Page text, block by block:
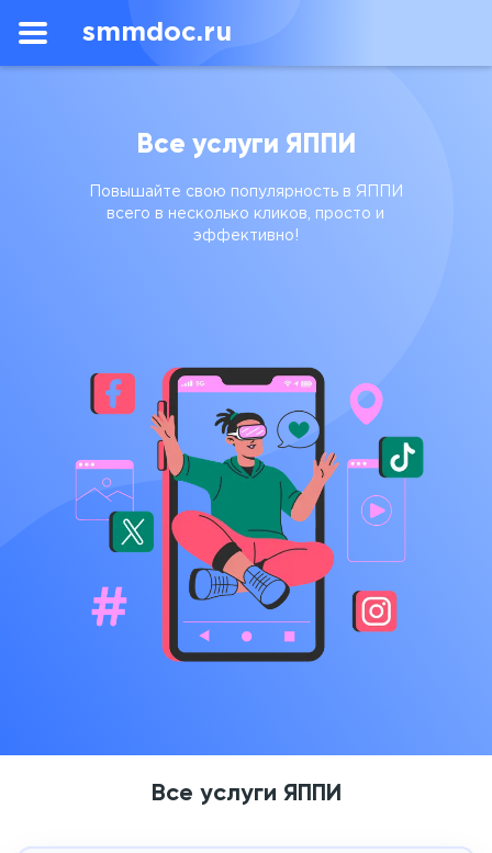
smmdoc.ru
Все услуги ЯППИ
Повышайте свою популярность в ЯППИ
всего в несколько кликов, просто и
эффективно!
Все услуги ЯППИ